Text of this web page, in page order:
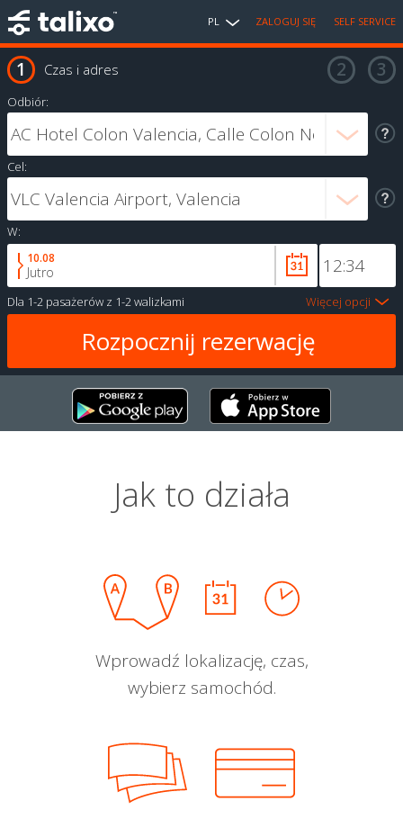
PL ZALOGUJ SIĘ SELF SERVICE
Czas i adres
Odbiór:
Cel:
W:
10.08
Jutro
Dla 1-2 pasażerów z 1-2 walizkami Więcej opcji
Jak to działa
Wprowadź lokalizację, czas,
wybierz samochód.